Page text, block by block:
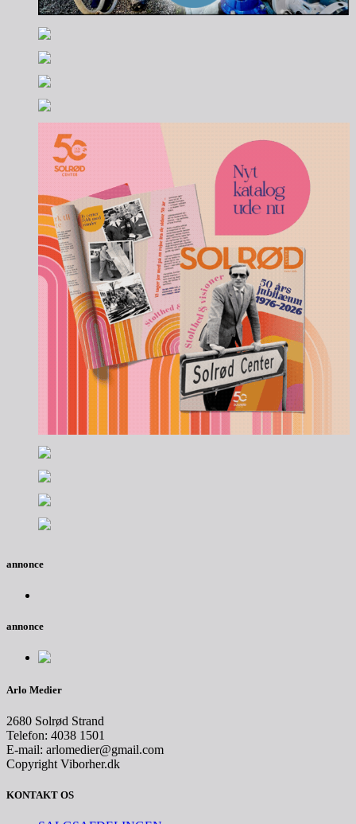
annonce
annonce
Arlo Medier
2680 Solrød Strand
Telefon: 4038 1501
E-mail: arlomedier@gmail.com
Copyright Viborher.dk
KONTAKT OS